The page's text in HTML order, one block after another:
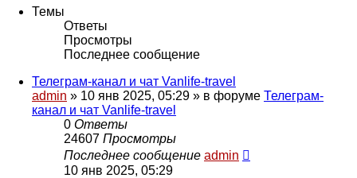
Темы
Ответы
Просмотры
Последнее сообщение
Телеграм-канал и чат Vanlife-travel
admin » 10 янв 2025, 05:29 » в форуме Телеграм-
канал и чат Vanlife-travel
0 Ответы
24607 Просмотры
Последнее сообщение admin
10 янв 2025, 05:29